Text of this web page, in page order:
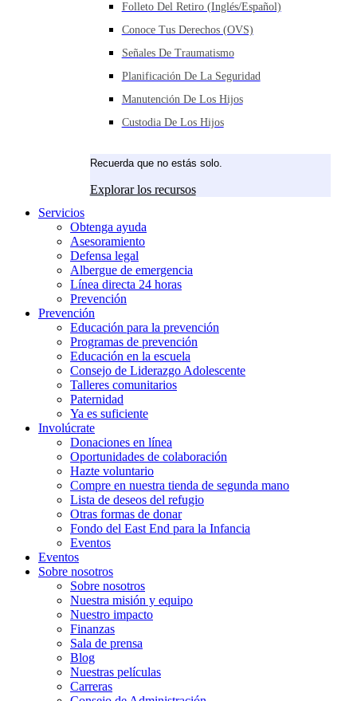
Folleto Del Retiro (inglés/español)
Conoce Tus Derechos (OVS)
Señales De Traumatismo
Planificación De La Seguridad
Manutención De Los Hijos
Custodia De Los Hijos
Recuerda que no estás solo.
Explorar los recursos
Servicios
Obtenga ayuda
Asesoramiento
Defensa legal
Albergue de emergencia
Línea directa 24 horas
Prevención
Prevención
Educación para la prevención
Programas de prevención
Educación en la escuela
Consejo de Liderazgo Adolescente
Talleres comunitarios
Paternidad
Ya es suficiente
Involúcrate
Donaciones en línea
Oportunidades de colaboración
Hazte voluntario
Compre en nuestra tienda de segunda mano
Lista de deseos del refugio
Otras formas de donar
Fondo del East End para la Infancia
Eventos
Eventos
Sobre nosotros
Sobre nosotros
Nuestra misión y equipo
Nuestro impacto
Finanzas
Sala de prensa
Blog
Nuestras películas
Carreras